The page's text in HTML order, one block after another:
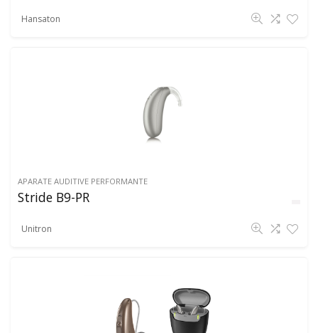
Hansaton
APARATE AUDITIVE PERFORMANTE
Stride B9-PR
Unitron